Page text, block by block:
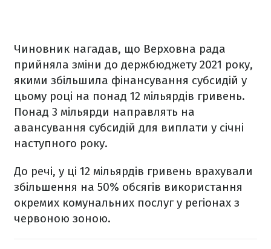
Чиновник нагадав, що Верховна рада
прийняла зміни до держбюджету 2021 року,
якими збільшила фінансування субсидій у
цьому році на понад 12 мільярдів гривень.
Понад 3 мільярди направлять на
авансування субсидій для виплати у січні
наступного року.
До речі, у ці 12 мільярдів гривень врахували
збільшення на 50% обсягів використання
окремих комунальних послуг у регіонах з
червоною зоною.